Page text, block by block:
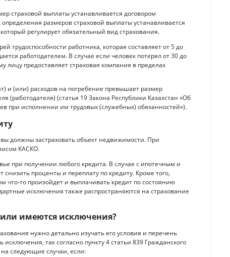
страховой выплаты устанавливается договором
размеров страховой выплаты устанавливается
регулирует обязательный вид страхования.
трудоспособности работника, которая составляет от 5 до
работодателем. В случае если человек потерял от 30 до
лицу предоставляет страховая компания в пределах
и (или) расходов на погребение превышает размер
(работодателя) (статья 19 Закона Республики Казахстан «Об
при исполнении им трудовых (служебных) обязанностей»).
должны застраховать объект недвижимости. При
КАСКО.
при получении любого кредита. В случае с ипотечным и
проценты и переплату по кредиту. Кроме того,
что-то произойдет и выплачивать кредит по состоянию
исключения также распространяются на страхование
имеются исключения?
нужно детально изучать его условия и перечень
так согласно пункту 4 статьи 839 Гражданского
на следующие случаи, если: